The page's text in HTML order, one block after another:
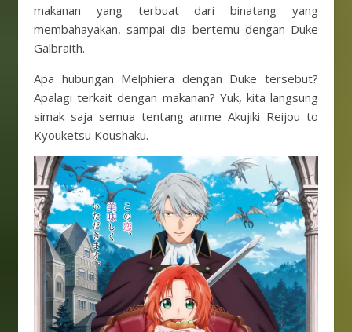
makanan yang terbuat dari binatang yang
membahayakan, sampai dia bertemu dengan Duke
Galbraith.
Apa hubungan Melphiera dengan Duke tersebut?
Apalagi terkait dengan makanan? Yuk, kita langsung
simak saja semua tentang anime Akujiki Reijou to
Kyouketsu Koushaku.